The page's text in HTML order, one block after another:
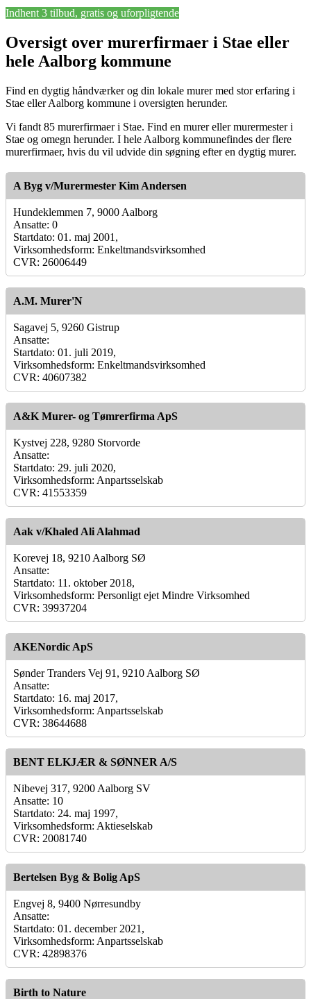
Indhent 3 tilbud, gratis og uforpligtende
Oversigt over murerfirmaer i Stae eller
hele Aalborg kommune
Find en dygtig håndværker og din lokale murer med stor erfaring i
Stae eller Aalborg kommune i oversigten herunder.
Vi fandt 85 murerfirmaer i Stae. Find en murer eller murermester i
Stae og omegn herunder. I hele Aalborg kommunefindes der flere
murerfirmaer, hvis du vil udvide din søgning efter en dygtig murer.
A Byg v/Murermester Kim Andersen
Hundeklemmen 7, 9000 Aalborg
Ansatte: 0
Startdato: 01. maj 2001,
Virksomhedsform: Enkeltmandsvirksomhed
CVR: 26006449
A.M. Murer'N
Sagavej 5, 9260 Gistrup
Ansatte:
Startdato: 01. juli 2019,
Virksomhedsform: Enkeltmandsvirksomhed
CVR: 40607382
A&K Murer- og Tømrerfirma ApS
Kystvej 228, 9280 Storvorde
Ansatte:
Startdato: 29. juli 2020,
Virksomhedsform: Anpartsselskab
CVR: 41553359
Aak v/Khaled Ali Alahmad
Korevej 18, 9210 Aalborg SØ
Ansatte:
Startdato: 11. oktober 2018,
Virksomhedsform: Personligt ejet Mindre Virksomhed
CVR: 39937204
AKENordic ApS
Sønder Tranders Vej 91, 9210 Aalborg SØ
Ansatte:
Startdato: 16. maj 2017,
Virksomhedsform: Anpartsselskab
CVR: 38644688
BENT ELKJÆR & SØNNER A/S
Nibevej 317, 9200 Aalborg SV
Ansatte: 10
Startdato: 24. maj 1997,
Virksomhedsform: Aktieselskab
CVR: 20081740
Bertelsen Byg & Bolig ApS
Engvej 8, 9400 Nørresundby
Ansatte:
Startdato: 01. december 2021,
Virksomhedsform: Anpartsselskab
CVR: 42898376
Birth to Nature